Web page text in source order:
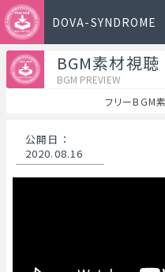
DOVA-SYNDROME
BGM素材視聴
BGM PREVIEW
フリーBGM
公開日 ：
2020.08.16